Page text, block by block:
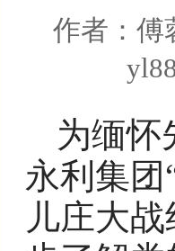
作者：
为缅怀
永利集
儿庄大